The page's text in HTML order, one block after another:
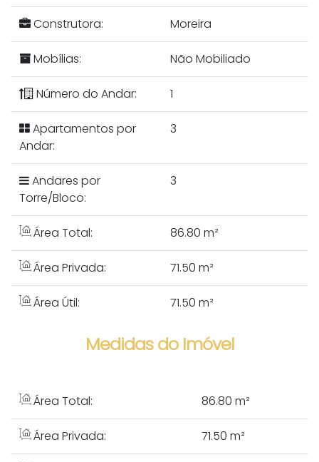
Construtora: Moreira
Mobílias: Não Mobiliado
Número do Andar: 1
Apartamentos por
Andar:
3
Andares por
Torre/Bloco:
3
Área Total: 86.80 m²
Área Privada: 71.50 m²
Área Útil: 71.50 m²
Medidas do Imóvel
Área Total: 86.80 m²
Área Privada: 71.50 m²